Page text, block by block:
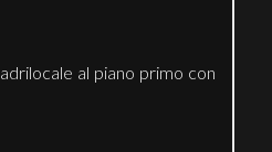
al piano primo con